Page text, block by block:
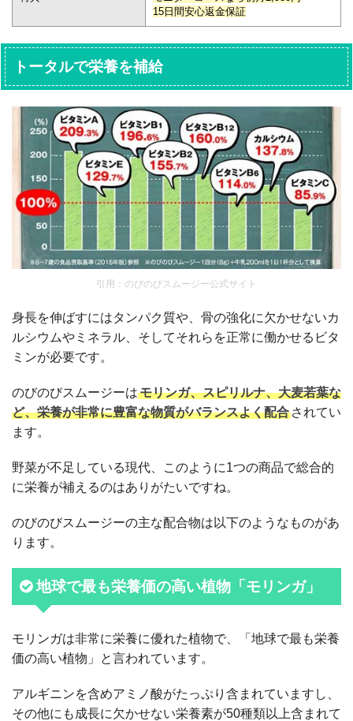
15日間安心返金保証
トータルで栄養を補給
引用：のびのびスムージー公式サイト
身長を伸ばすにはタンパク質や、骨の強化に欠かせないカ
ルシウムやミネラル、そしてそれらを正常に働かせるビタ
ミンが必要です。
のびのびスムージーはモリンガ、スピリルナ、大麦若葉な
ど、栄養が非常に豊富な物質がバランスよく配合 されてい
ます。
野菜が不足している現代、このように1つの商品で総合的
に栄養が補えるのはありがたいですね。
のびのびスムージーの主な配合物は以下のようなものがあ
ります。
地球で最も栄養価の高い植物「モリンガ」
モリンガは非常に栄養に優れた植物で、「地球で最も栄養
価の高い植物」と言われています。
アルギニンを含めアミノ酸がたっぷり含まれていますし、
その他にも成長に欠かせない栄養素が50種類以上含まれて